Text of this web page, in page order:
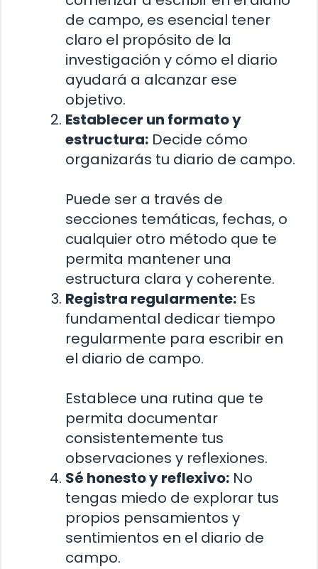
de campo, es esencial tener
claro el propósito de la
investigación y cómo el diario
ayudará a alcanzar ese
objetivo.
Establecer un formato y
estructura: Decide cómo
organizarás tu diario de campo.
Puede ser a través de
secciones temáticas, fechas, o
cualquier otro método que te
permita mantener una
estructura clara y coherente.
Registra regularmente: Es
fundamental dedicar tiempo
regularmente para escribir en
el diario de campo.
Establece una rutina que te
permita documentar
consistentemente tus
observaciones y reflexiones.
Sé honesto y reflexivo: No
tengas miedo de explorar tus
propios pensamientos y
sentimientos en el diario de
campo.